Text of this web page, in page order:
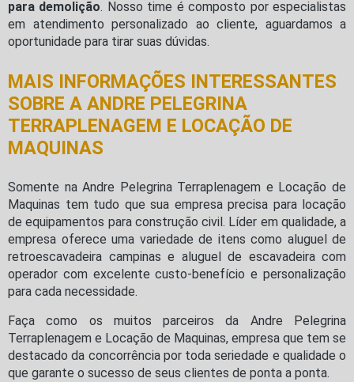
para demolição. Nosso time é composto por especialistas
em atendimento personalizado ao cliente, aguardamos a
oportunidade para tirar suas dúvidas.
MAIS INFORMAÇÕES INTERESSANTES
SOBRE A ANDRE PELEGRINA
TERRAPLENAGEM E LOCAÇÃO DE
MAQUINAS
Somente na Andre Pelegrina Terraplenagem e Locação de
Maquinas tem tudo que sua empresa precisa para locação
de equipamentos para construção civil. Líder em qualidade, a
empresa oferece uma variedade de itens como aluguel de
retroescavadeira campinas e aluguel de escavadeira com
operador com excelente custo-benefício e personalização
para cada necessidade.
Faça como os muitos parceiros da Andre Pelegrina
Terraplenagem e Locação de Maquinas, empresa que tem se
destacado da concorrência por toda seriedade e qualidade o
que garante o sucesso de seus clientes de ponta a ponta.